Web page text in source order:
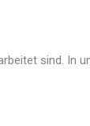
sind. In